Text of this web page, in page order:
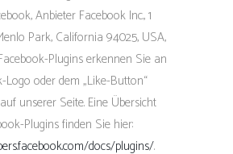
Anbieter Facebook Inc., 1
Park, California 94025, USA,
Plugins erkennen Sie an
Logo oder dem „Like-Button“
unserer Seite. Eine Übersicht
Plugins finden Sie hier:
docs/plugins/.